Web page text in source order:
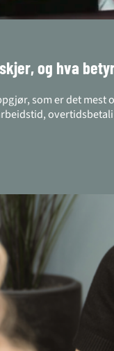
og hva
som er det